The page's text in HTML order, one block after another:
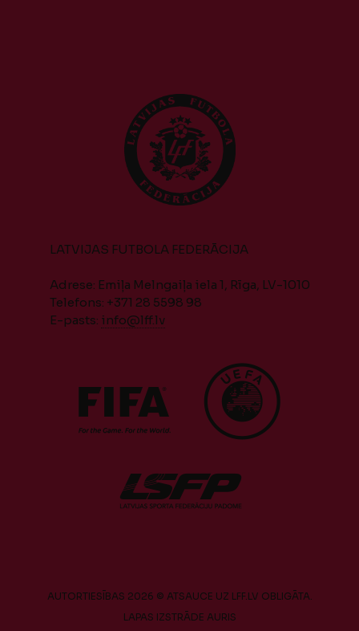
LATVIJAS FUTBOLA FEDERĀCIJA
Adrese: Emiļa Melngaiļa iela 1, Rīga, LV-1010
Telefons: +371 28 5598 98
E-pasts: info@lff.lv
AUTORTIESĪBAS 2026 © ATSAUCE UZ LFF.LV OBLIGĀTA.
LAPAS IZSTRĀDE AURIS